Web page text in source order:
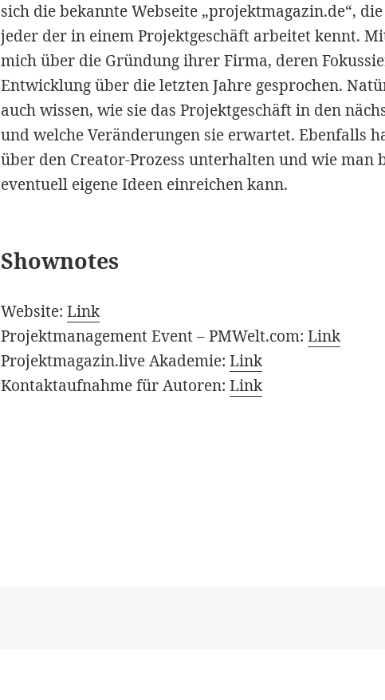
sich die bekannte Webseite „projektmagazin.de“,
jeder der in einem Projektgeschäft arbeitet kennt.
mich über die Gründung ihrer Firma, deren
Entwicklung über die letzten Jahre gesprochen.
auch wissen, wie sie das Projektgeschäft in den
und welche Veränderungen sie erwartet. Ebenfalls
über den Creator-Prozess unterhalten und wie man
eventuell eigene Ideen einreichen kann.
Shownotes
Website:Link
Projektmanagement Event – PMWelt.com:Link
Projektmagazin.live Akademie:Link
Kontaktaufnahme für Autoren:Link